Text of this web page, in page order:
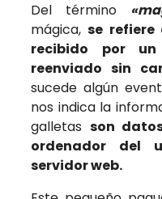
Del término
mágica,se
recibido por
reenviado sin
sucede algún
nos indica la
galletas son
ordenador del
servidor web.